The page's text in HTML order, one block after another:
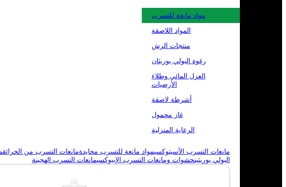
مواد مانعة للتسرب
المواد اللاصقة
منتجات الرش
رغوة البولي يوريثان
العزل المائي وطلاء
الأرضيات
أشرطة لاصقة
غاز محمول
الرعاية المنزلية
مانعات التسرب الأسيتوكسيمواد مانعة للتسرب محايدةمانعات التسرب من الحرائق
البولي يوريثينحشوات ومانعات التسرب الإيبوكسيمانعات التسرب الهجينة